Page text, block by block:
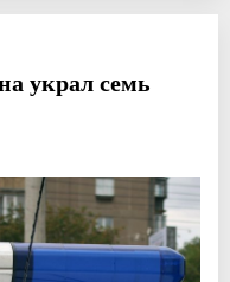
украл семь